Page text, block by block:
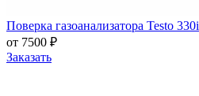
Поверка газоанализатора Testo 330i
от 7500 ₽
Заказать